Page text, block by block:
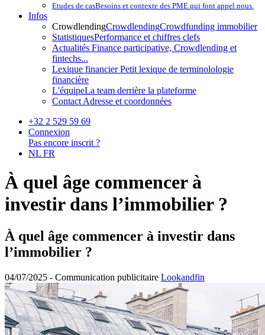
Etudes de casBesoins et contexte des PME qui font appel nous.
Infos
CrowdlendingCrowdlendingCrowdfunding immobilier
StatistiquesPerformance et chiffres clefs
Actualités Finance participative, Crowdlending et
fintechs...
Lexique financierPetit lexique de terminolologie
financière
L'équipeLa team derrière la plateforme
Contact Adresse et coordonnées
+32 2 529 59 69
Connexion
Pas encore inscrit ?
NL FR
À quel âge commencer à
investir dans l’immobilier ?
À quel âge commencer à investir dans
l’immobilier ?
04/07/2025 - Communication publicitaire Lookandfin